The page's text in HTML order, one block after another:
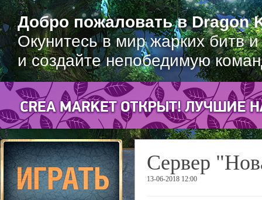
Добро пожаловать в Dragon
Окунитесь в мир жарких битв
и создайте непобедимую
Сервер
13-06-2018 12:00